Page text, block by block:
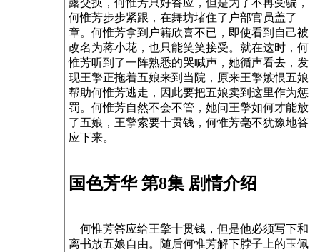
何惟芳步步紧跟，在舞坊堵住了户部官员盖了
章。何惟芳拿到户籍欣喜不已，即使看到自己被
改名为蒋小花，也只能笑笑接受。就在这时，何
惟芳听到了一阵熟悉的哭喊声，她循声看去，发
现王擎正拖着五娘来到当院，原来王擎嫉恨五娘
帮助何惟芳逃走，因此要把五娘卖到这里作为惩
罚。何惟芳自然不会不管，她问王擎如何才能放
了五娘，王擎索要十贯钱，何惟芳毫不犹豫地答
应下来。
国色芳华 第8集 剧情介绍
何惟芳答应给王擎十贯钱，但是他必须写下和
离书放五娘自由。随后何惟芳解下脖子上的玉佩